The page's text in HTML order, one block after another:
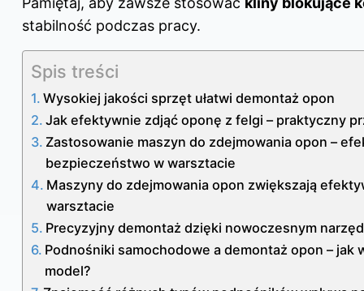
stabilność podczas pracy.
Spis treści
Wysokiej jakości sprzęt ułatwi demontaż opon
Jak efektywnie zdjąć oponę z felgi – praktyczny
Zastosowanie maszyn do zdejmowania opon –
bezpieczeństwo w warsztacie
Maszyny do zdejmowania opon zwiększają
warsztacie
Precyzyjny demontaż dzięki nowoczesnym
Podnośniki samochodowe a demontaż opon – jak
model?